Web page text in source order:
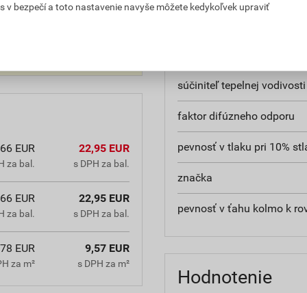
EUR
za bal.
22,95 EUR
s DPH za bal.
EUR
za bal.
22,95 EUR
s DPH za bal.
EUR
za m²
9,57 EUR
s DPH za m²
súčiniteľ tepelnej vodivosti
faktor difúzneho odporu
pevnosť v tlaku pri 10%
značka
pevnosť v ťahu kolmo k
Hodnotenie
v bezpečí a toto nastavenie navyše môžete kedykoľvek upraviť